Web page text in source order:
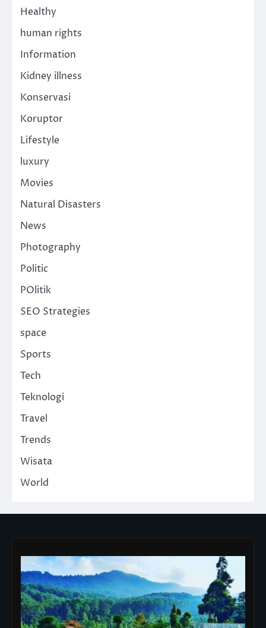
Healthy
human rights
Information
Kidney illness
Konservasi
Koruptor
Lifestyle
luxury
Movies
Natural Disasters
News
Photography
Politic
POlitik
SEO Strategies
space
Sports
Tech
Teknologi
Travel
Trends
Wisata
World